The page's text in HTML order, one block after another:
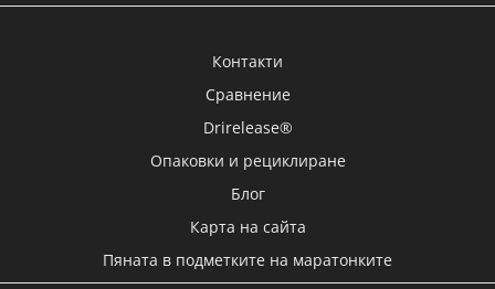
Контакти
Сравнение
Drirelease®
Опаковки и рециклиране
Блог
Карта на сайта
Пяната в подметките на маратонките